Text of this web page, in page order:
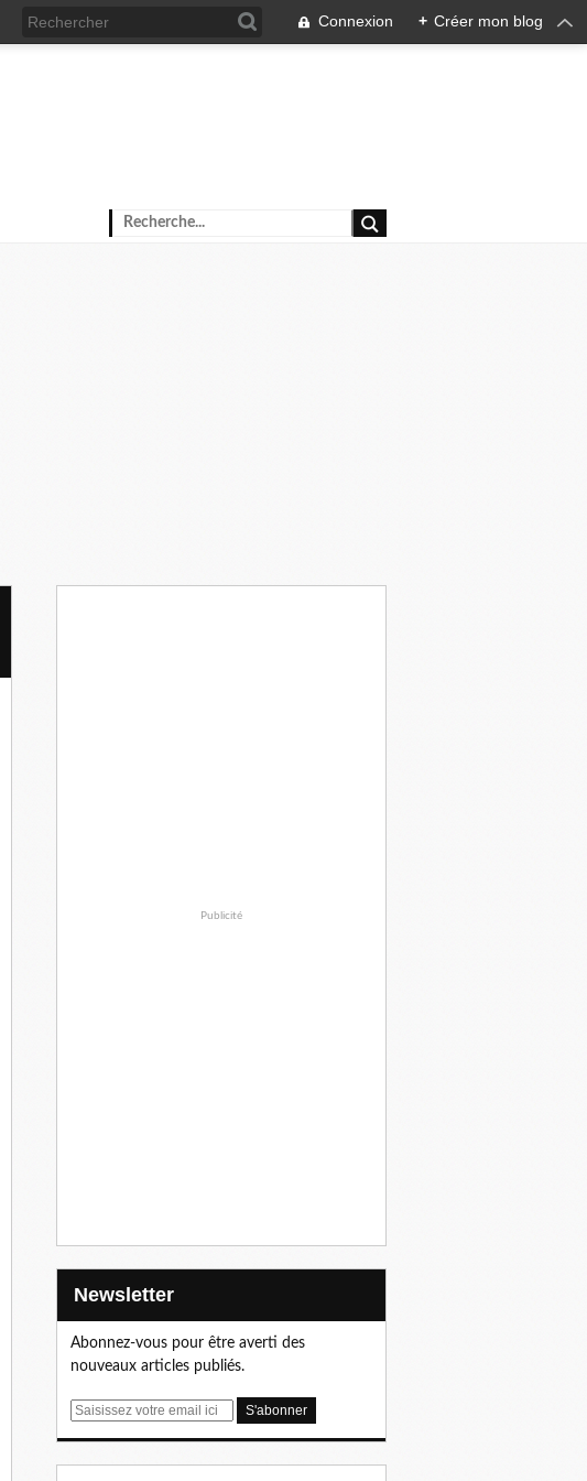
Connexion + Créer mon blog
Publicité
Newsletter
Abonnez-vous pour être averti des
nouveaux articles publiés.
E